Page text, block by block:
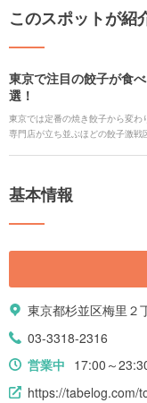
このスポットが紹
東京で注目の餃子が食
選！
東京では定番の焼き餃子から変わ
専門店が立ち並ぶほどの餃子激
基本情報
東京都杉並区梅里２
03-3318-2316
営業中 17:00～
https://tabelog.com/